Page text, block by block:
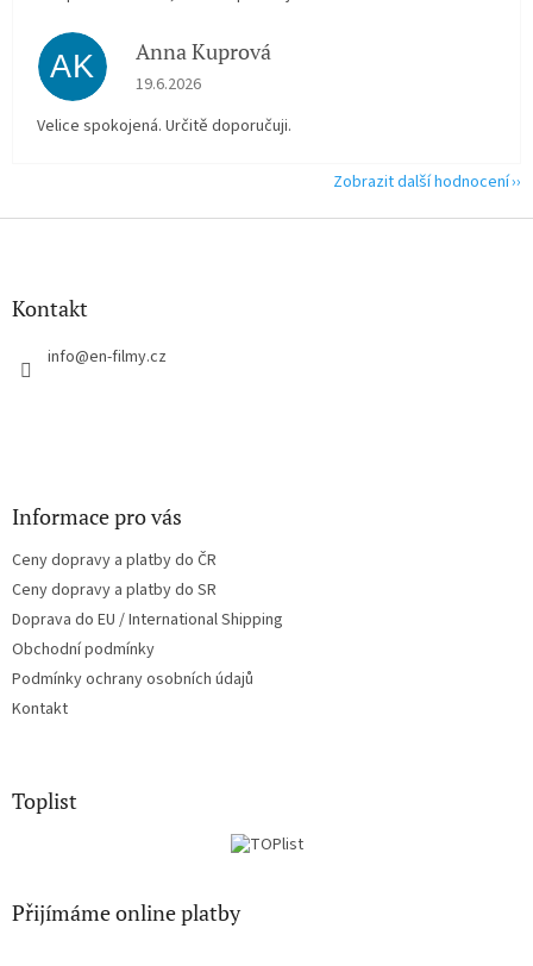
AK Anna Kuprová
Hodnocení obchodu je 5 z 5 hvězdiček.
19.6.2026
Velice spokojená. Určitě doporučuji.
Zobrazit další hodnocení
Z
Kontakt
info@en-filmy.cz
Informace pro vás
Ceny dopravy a platby do ČR
Ceny dopravy a platby do SR
Doprava do EU / International Shipping
Obchodní podmínky
Podmínky ochrany osobních údajů
Kontakt
Toplist
Přijímáme online platby